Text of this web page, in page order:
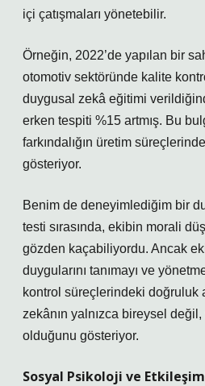
içi çatışmaları yönetebilir.
Örneğin, 2022’de yapılan bir
otomotiv sektöründe kalite
duygusal zekâ eğitimi
erken tespiti %15 artmış. Bu
farkındalığın üretim
gösteriyor.
Benim de deneyimlediğim bir
testi sırasında, ekibin morali
gözden kaçabiliyordu. Ancak
duygularını tanımayı ve
kontrol süreçlerindeki doğruluk
zekânın yalnızca bireysel
olduğunu gösteriyor.
Sosyal Psikoloji ve